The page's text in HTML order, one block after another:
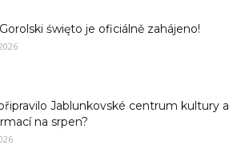
święto je oficiálně zahájeno!
Jablunkovské centrum kultury a
na srpen?